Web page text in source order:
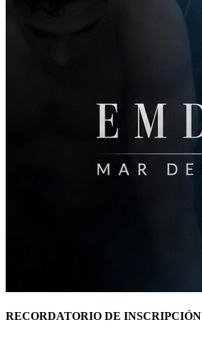
RECORDATORIO DE INSCRIPCIÓN